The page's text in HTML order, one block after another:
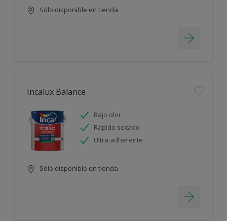
Sólo disponible en tienda
Incalux Balance
Bajo olor
Rápido secado
Ultra adherente
Sólo disponible en tienda